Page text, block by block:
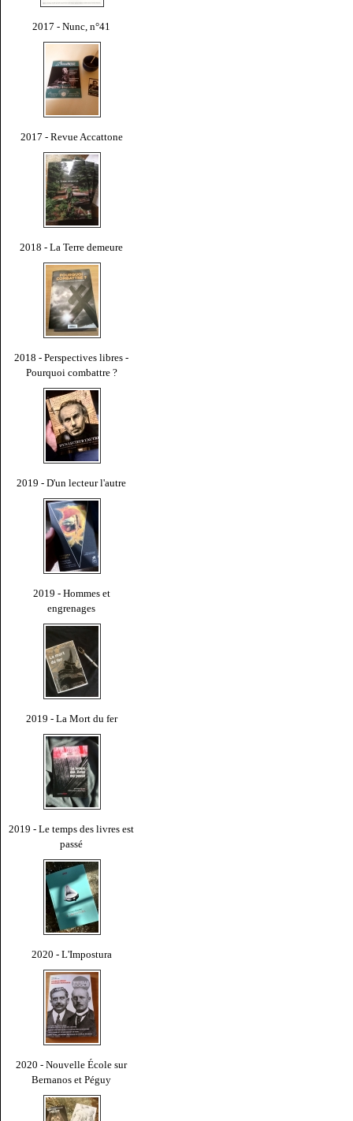
2017 - Nunc, n°41
2017 - Revue Accattone
2018 - La Terre demeure
2018 - Perspectives libres -
Pourquoi combattre ?
2019 - D'un lecteur l'autre
2019 - Hommes et
engrenages
2019 - La Mort du fer
2019 - Le temps des livres est
passé
2020 - L'Impostura
2020 - Nouvelle École sur
Bernanos et Péguy